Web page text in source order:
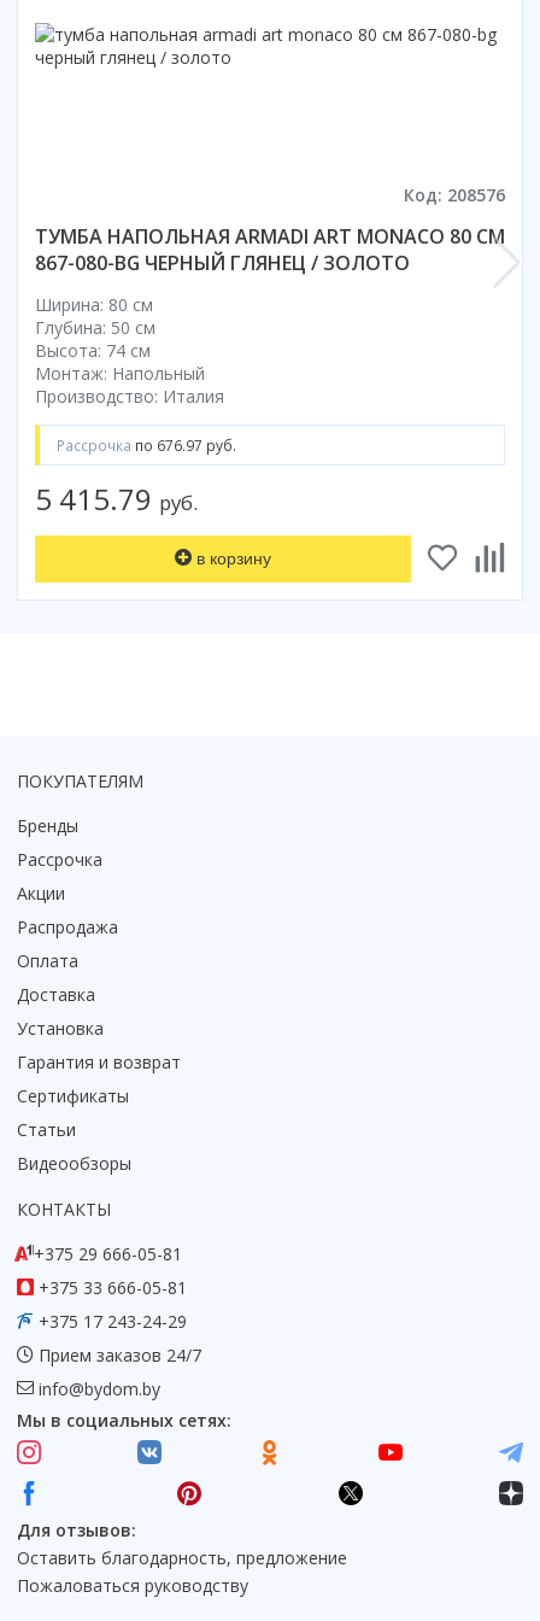
Способ открывания
Высота кабины
Высокие
Низкие
200 см
До 200 см
Смотреть все
Комплектующие
Ролики
Скребки
Коврик для душевой кабины
Смотреть все
Код: 208576
ТУМБА НАПОЛЬНАЯ ARMADI ART MONACO 80 СМ
867-080-BG ЧЕРНЫЙ ГЛЯНЕЦ / ЗОЛОТО
Ширина: 80 см
Глубина: 50 см
Высота: 74 см
Монтаж: Напольный
Производство: Италия
Рассрочка по 676.97 руб.
5 415.79 руб.
в корзину
ПОКУПАТЕЛЯМ
Бренды
Рассрочка
Акции
Распродажа
Оплата
Доставка
Установка
Гарантия и возврат
Сертификаты
Статьи
Видеообзоры
КОНТАКТЫ
+375 29 666-05-81
+375 33 666-05-81
+375 17 243-24-29
Прием заказов 24/7
info@bydom.by
Мы в социальных сетях:
Для отзывов:
Оставить благодарность, предложение
Пожаловаться руководству